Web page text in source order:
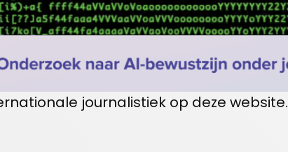
journalistiek op deze website.